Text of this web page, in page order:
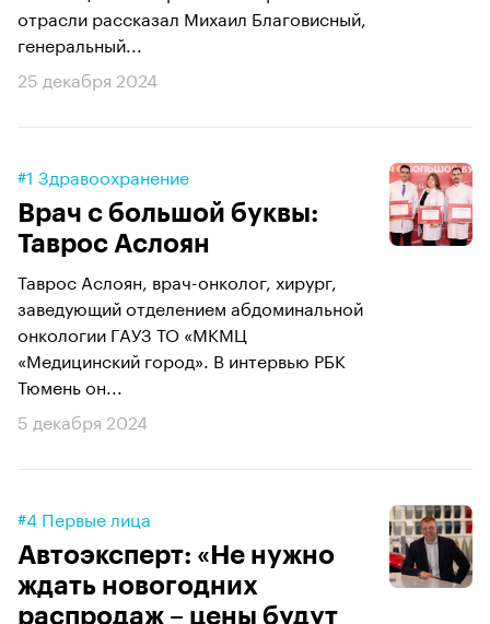
отрасли рассказал Михаил Благовисный,
генеральный...
25 декабря 2024
#1 Здравоохранение
Врач с большой буквы:
Таврос Аслоян
Таврос Аслоян, врач-онколог, хирург,
заведующий отделением абдоминальной
онкологии ГАУЗ ТО «МКМЦ
«Медицинский город». В интервью РБК
Тюмень он...
5 декабря 2024
#4 Первые лица
Автоэксперт: «Не нужно
ждать новогодних
распродаж – цены будут